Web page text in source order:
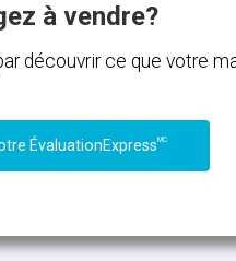
à vendre?
découvrir ce que votre
ÉvaluationExpressMC